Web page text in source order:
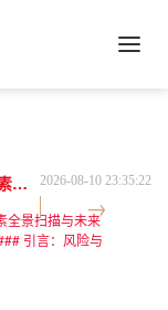
《深度剖析：A股市场风险因素全景扫描与未来趋势前瞻性分析》 2026-08-10 23:35:22
全景扫描与未来
引言：风险与
A股市场在政
共振中呈现结构
市总市值突破